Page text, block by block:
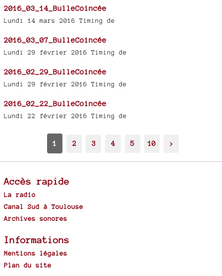
2016_03_14_BulleCoincée
Lundi 14 mars 2016 Timing de
2016_03_07_BulleCoincée
Lundi 29 février 2016 Timing de
2016_02_29_BulleCoincée
Lundi 29 février 2016 Timing de
2016_02_22_BulleCoincée
Lundi 22 février 2016 Timing de
1 2 3 4 5 10 >
Accès rapide
La radio
Canal Sud à Toulouse
Archives sonores
Informations
Mentions légales
Plan du site